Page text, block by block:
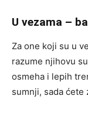
U vezama –
Za one koji su u
razume njihovu
osmeha i lepih
sumnji, sada